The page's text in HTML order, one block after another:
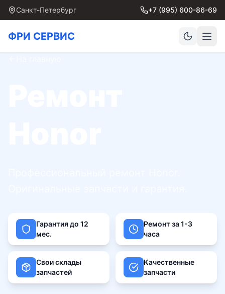
Санкт-Петербург +7 (995) 600-86-69
ФРИ СЕРВИС
Гарантия до 12
мес.
Ремонт за 1-3
часа
Свои склады
запчастей
Качественные
запчасти